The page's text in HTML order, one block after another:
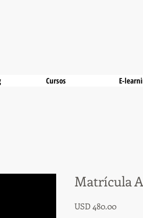
Cursos E-
Matrícula
USD 480.00Precio